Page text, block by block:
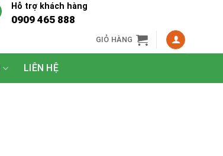
Hỗ trợ khách hàng
0909 465 888
GIỎ HÀNG
LIÊN HỆ